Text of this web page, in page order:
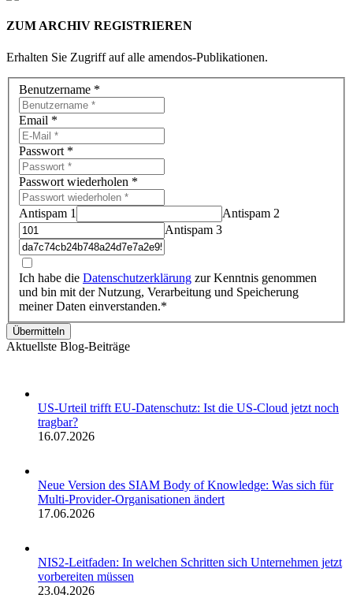
ZUM ARCHIV REGISTRIEREN
Erhalten Sie Zugriff auf alle amendos-Publikationen.
Benutzername *
Email *
Passwort *
Passwort wiederholen *
Antispam 1
Antispam 2
Antispam 3
Ich habe die Datenschutzerklärung zur Kenntnis genommen
und bin mit der Nutzung, Verarbeitung und Speicherung
meiner Daten einverstanden.*
Übermitteln
Aktuellste Blog-Beiträge
US-Urteil trifft EU-Datenschutz: Ist die US-Cloud jetzt noch
tragbar?
16.07.2026
Neue Version des SIAM Body of Knowledge: Was sich für
Multi-Provider-Organisationen ändert
17.06.2026
NIS2-Leitfaden: In welchen Schritten sich Unternehmen jetzt
vorbereiten müssen
23.04.2026